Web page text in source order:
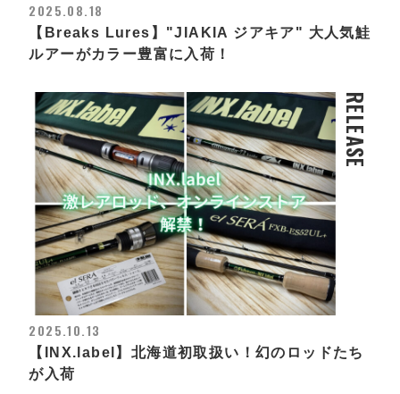
2025.08.18
【Breaks Lures】"JIAKIA ジアキア" 大人気鮭
ルアーがカラー豊富に入荷！
RELEASE
2025.10.13
【INX.label】北海道初取扱い！幻のロッドたち
が入荷